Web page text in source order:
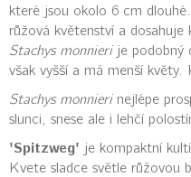
které jsou okolo 6 cm
růžová květenství a
Stachys monnierije podobný
však vyšší a má menší květy.
Stachys monnierinejlépe
slunci, snese ale i lehčí
'Spitzweg' je kompaktní
Kvete sladce světle růžovou